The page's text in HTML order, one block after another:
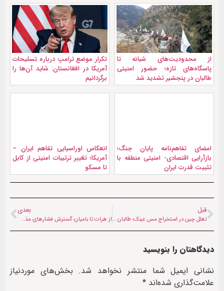
از محدودیت‌های شبانه تا
پاسگاه‌‌های تازه؛ حضور امنیتی
طالبان در پنجشیر تشدید شد
تکرار موضع ترامپ درباره تسلیحات
آمریکا در افغانستان: شايد آن‌ها را
برگردانیم
امضای تفاهم‌نامه پایان جنگ؛
بازآرایی اقتصادی- امنیتی منطقه با
تثبیت قدرت ایران
انعکاس اوراسیایی تفاهم ایران –
آمریکا؛ تغییر ترتیبات امنیتی از کابل
تا مسکو
قبل
تعلل چین در استخراج مس عینک؛ طالبان درباره بازبینی قرارداد هشدار داد
بعدی
از هرات تا بامیان؛ گسترش فشارهای مذهبی طالبان بر دانشجویان
دیدگاهتان را بنویسید
نشانی ایمیل شما منتشر نخواهد شد. بخش‌های موردنیاز
علامت‌گذاری شده‌اند *